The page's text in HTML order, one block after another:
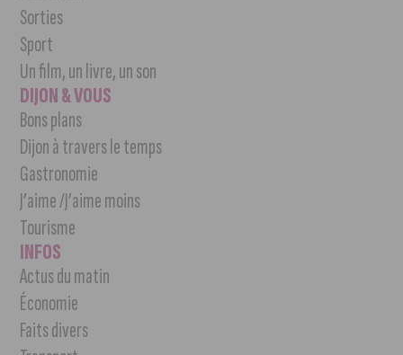
Sorties
Sport
Un film, un livre, un son
DIJON & VOUS
Bons plans
Dijon à travers le temps
Gastronomie
J’aime /J’aime moins
Tourisme
INFOS
Actus du matin
Économie
Faits divers